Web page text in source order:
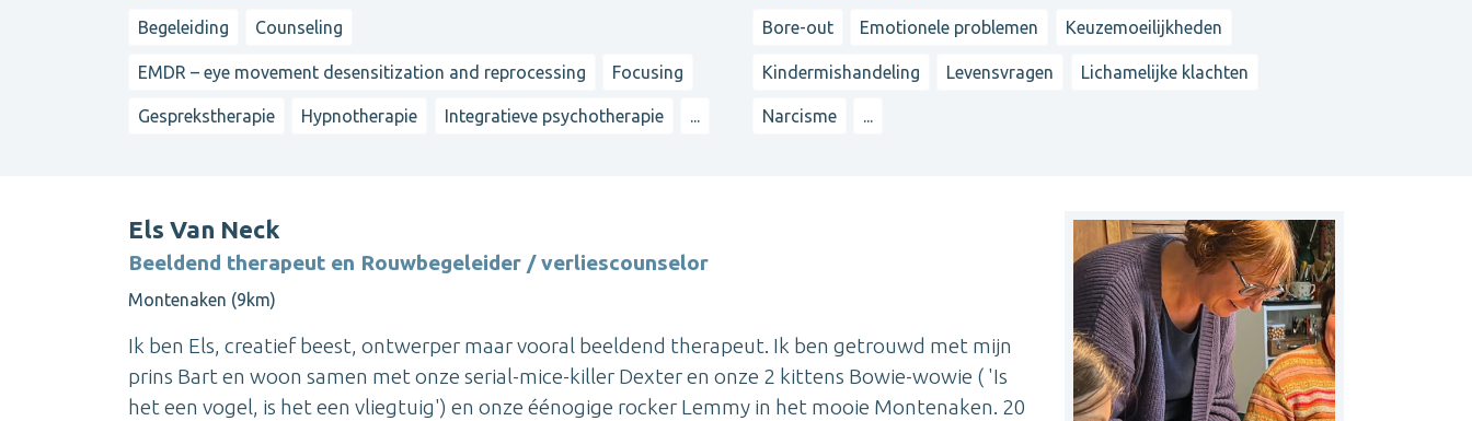
Begeleiding Counseling
EMDR – eye movement desensitization and reprocessing Focusing
Gesprekstherapie Hypnotherapie Integratieve psychotherapie ...
Bore-out Emotionele problemen Keuzemoeilijkheden
Kindermishandeling Levensvragen Lichamelijke klachten
Narcisme ...
Els Van Neck
Beeldend therapeut en Rouwbegeleider / verliescounselor
Montenaken (9km)
Ik ben Els, creatief beest, ontwerper maar vooral beeldend therapeut. Ik ben getrouwd met mijn
prins Bart en woon samen met onze serial-mice-killer Dexter en onze 2 kittens Bowie-wowie ( 'Is
het een vogel, is het een vliegtuig') en onze éénogige rocker Lemmy in het mooie Montenaken. 20